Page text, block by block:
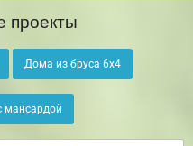
проекты
Дома из бруса 6х4
мансардой